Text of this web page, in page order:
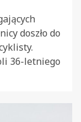
doszło do
36-letniego